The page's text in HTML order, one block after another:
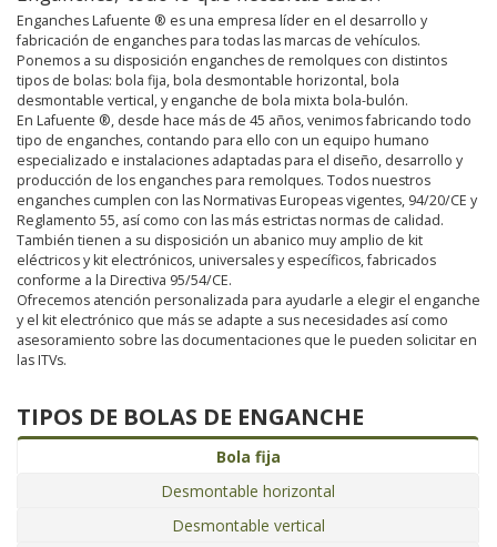
Enganches Lafuente ® es una empresa líder en el desarrollo y
fabricación de enganches para todas las marcas de vehículos.
Ponemos a su disposición enganches de remolques con distintos
tipos de bolas: bola fija, bola desmontable horizontal, bola
desmontable vertical, y enganche de bola mixta bola-bulón.
En Lafuente ®, desde hace más de 45 años, venimos fabricando todo
tipo de enganches, contando para ello con un equipo humano
especializado e instalaciones adaptadas para el diseño, desarrollo y
producción de los enganches para remolques. Todos nuestros
enganches cumplen con las Normativas Europeas vigentes, 94/20/CE y
Reglamento 55, así como con las más estrictas normas de calidad.
También tienen a su disposición un abanico muy amplio de kit
eléctricos y kit electrónicos, universales y específicos, fabricados
conforme a la Directiva 95/54/CE.
Ofrecemos atención personalizada para ayudarle a elegir el enganche
y el kit electrónico que más se adapte a sus necesidades así como
asesoramiento sobre las documentaciones que le pueden solicitar en
las ITVs.
TIPOS DE BOLAS DE ENGANCHE
Bola fija
Desmontable horizontal
Desmontable vertical